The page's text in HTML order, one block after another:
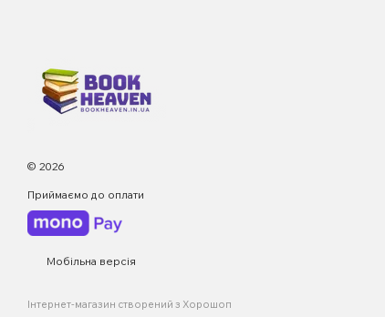
© 2026
Приймаємо до оплати
Мобільна версія
Інтернет-магазин створений з Хорошоп